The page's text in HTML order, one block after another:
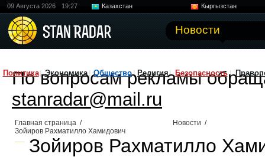
09 Августа 2026 19:27 Казахстан
Кыргызстан
Новости
Политика Экономика Общество Религия Безопасность
По вопросам рекламы
stanradar@mail.ru
Главная страница / Новости /
Зойиров Рахматилло Хамидович
Зойиров Рахматилло